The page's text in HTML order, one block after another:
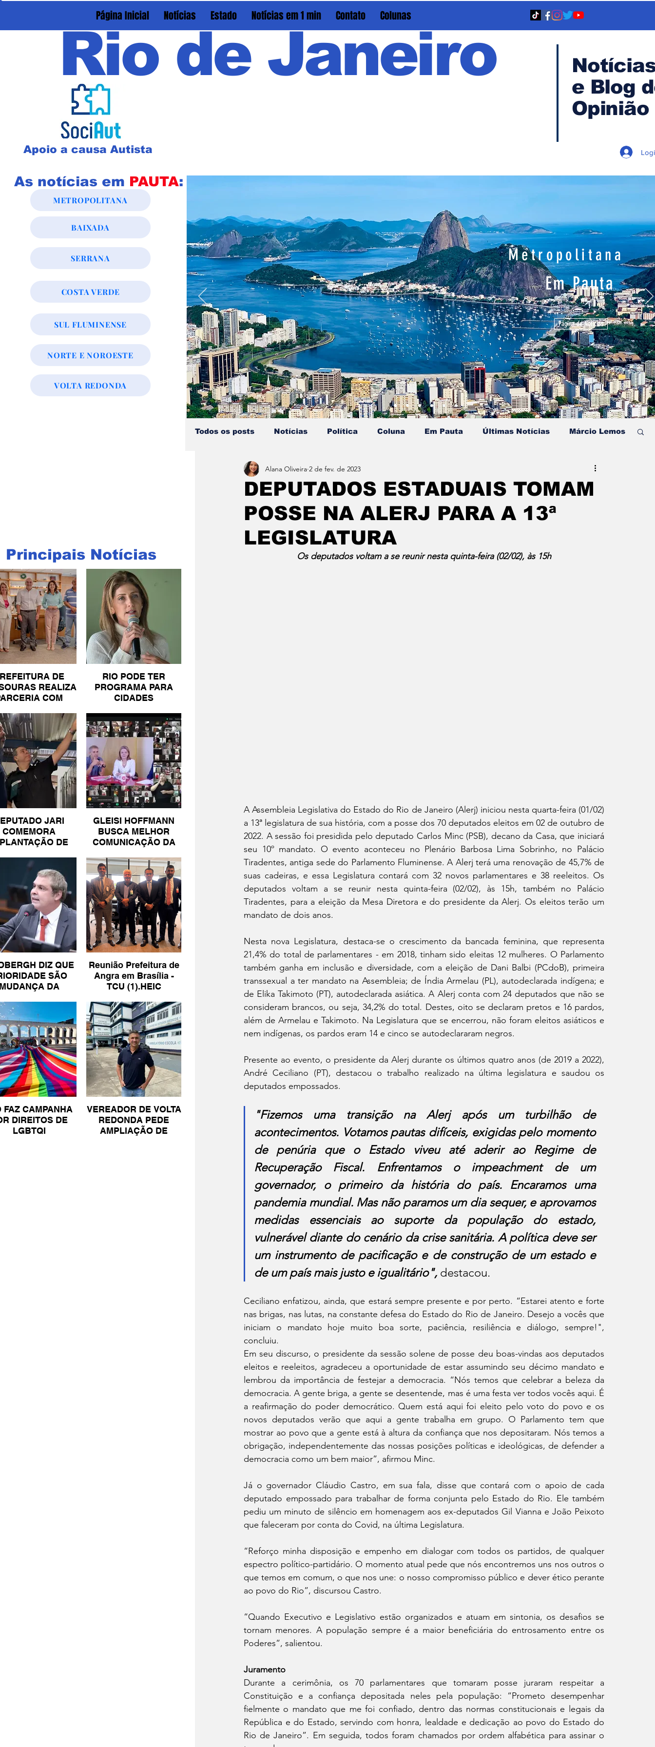
Página Inicial Notícias Estado Notícias em 1 min Contato Colunas
Rio de Janeiro
Apoio a causa Autista
e Blog
Opinião
As notícias em PAUTA:
METROPOLITANA
BAIXADA
SERRANA
COSTA VERDE
SUL FLUMINENSE
NORTE E NOROESTE
VOLTA REDONDA
Principais Notícias
DE
REALIZA
COM
RIO PODE TER
PROGRAMA PARA
CIDADES
JARI
COMEMORA
DE
GLEISI HOFFMANN
BUSCA MELHOR
COMUNICAÇÃO DA
DIZ QUE
SÃO
DA
DE IR
Reunião Prefeitura de
Angra em Brasília -
TCU (1).HEIC
FAZ CAMPANHA
DIREITOS DE
LGBTQI
VEREADOR DE VOLTA
REDONDA PEDE
AMPLIAÇÃO DE
Todos os posts Notícias Política Coluna Em Pauta Últimas Notícias Márcio Lemos
Estado do Rio Notícias em 1 min
Dois cafés e a conta Angra dos Reis Barra do Piraí Barra Mansa Pinheiral
DEPUTADOS ESTADUAIS TOMAM
POSSE NA ALERJ PARA A 13ª
LEGISLATURA
Alana Oliveira 2 de fev. de 2023
Os deputados voltam a se reunir nesta quinta-feira (02/02), às 15h
A Assembleia Legislativa do Estado do Rio de Janeiro (Alerj) iniciou nesta quarta-feira (01/02)
a 13ª legislatura de sua história, com a posse dos 70 deputados eleitos em 02 de outubro de
2022. A sessão foi presidida pelo deputado Carlos Minc (PSB), decano da Casa, que iniciará
seu 10º mandato. O evento aconteceu no Plenário Barbosa Lima Sobrinho, no Palácio
Tiradentes, antiga sede do Parlamento Fluminense. A Alerj terá uma renovação de 45,7% de
suas cadeiras, e essa Legislatura contará com 32 novos parlamentares e 38 reeleitos. Os
deputados voltam a se reunir nesta quinta-feira (02/02), às 15h, também no Palácio
Tiradentes, para a eleição da Mesa Diretora e do presidente da Alerj. Os eleitos terão um
mandato de dois anos.
Nesta nova Legislatura, destaca-se o crescimento da bancada feminina, que representa
21,4% do total de parlamentares - em 2018, tinham sido eleitas 12 mulheres. O Parlamento
também ganha em inclusão e diversidade, com a eleição de Dani Balbi (PCdoB), primeira
transsexual a ter mandato na Assembleia; de Índia Armelau (PL), autodeclarada indígena; e
de Elika Takimoto (PT), autodeclarada asiática. A Alerj conta com 24 deputados que não se
consideram brancos, ou seja, 34,2% do total. Destes, oito se declaram pretos e 16 pardos,
além de Armelau e Takimoto. Na Legislatura que se encerrou, não foram eleitos asiáticos e
nem indígenas, os pardos eram 14 e cinco se autodeclararam negros.
Presente ao evento, o presidente da Alerj durante os últimos quatro anos (de 2019 a 2022),
André Ceciliano (PT), destacou o trabalho realizado na última legislatura e saudou os
deputados empossados.
"Fizemos uma transição na Alerj após um turbilhão de
acontecimentos. Votamos pautas difíceis, exigidas pelo momento
de penúria que o Estado viveu até aderir ao Regime de
Recuperação Fiscal. Enfrentamos o impeachment de um
governador, o primeiro da história do país. Encaramos uma
pandemia mundial. Mas não paramos um dia sequer, e aprovamos
medidas essenciais ao suporte da população do estado,
vulnerável diante do cenário da crise sanitária. A política deve ser
um instrumento de pacificação e de construção de um estado e
de um país mais justo e igualitário", destacou.
Ceciliano enfatizou, ainda, que estará sempre presente e por perto. “Estarei atento e forte
nas brigas, nas lutas, na constante defesa do Estado do Rio de Janeiro. Desejo a vocês que
iniciam o mandato hoje muito boa sorte, paciência, resiliência e diálogo, sempre!",
concluiu.
Em seu discurso, o presidente da sessão solene de posse deu boas-vindas aos deputados
eleitos e reeleitos, agradeceu a oportunidade de estar assumindo seu décimo mandato e
lembrou da importância de festejar a democracia. “Nós temos que celebrar a beleza da
democracia. A gente briga, a gente se desentende, mas é uma festa ver todos vocês aqui. É
a reafirmação do poder democrático. Quem está aqui foi eleito pelo voto do povo e os
novos deputados verão que aqui a gente trabalha em grupo. O Parlamento tem que
mostrar ao povo que a gente está à altura da confiança que nos depositaram. Nós temos a
obrigação, independentemente das nossas posições políticas e ideológicas, de defender a
democracia como um bem maior”, afirmou Minc.
Já o governador Cláudio Castro, em sua fala, disse que contará com o apoio de cada
deputado empossado para trabalhar de forma conjunta pelo Estado do Rio. Ele também
pediu um minuto de silêncio em homenagem aos ex-deputados Gil Vianna e João Peixoto
que faleceram por conta do Covid, na última Legislatura.
“Reforço minha disposição e empenho em dialogar com todos os partidos, de qualquer
espectro político-partidário. O momento atual pede que nós encontremos uns nos outros o
que temos em comum, o que nos une: o nosso compromisso público e dever ético perante
ao povo do Rio”, discursou Castro.
“Quando Executivo e Legislativo estão organizados e atuam em sintonia, os desafios se
tornam menores. A população sempre é a maior beneficiária do entrosamento entre os
Poderes”, salientou.
Juramento
Durante a cerimônia, os 70 parlamentares que tomaram posse juraram respeitar a
Constituição e a confiança depositada neles pela população: “Prometo desempenhar
fielmente o mandato que me foi confiado, dentro das normas constitucionais e legais da
República e do Estado, servindo com honra, lealdade e dedicação ao povo do Estado do
Rio de Janeiro”. Em seguida, todos foram chamados por ordem alfabética para assinar o
Metropolitana
Em Pauta
Página de Notícias